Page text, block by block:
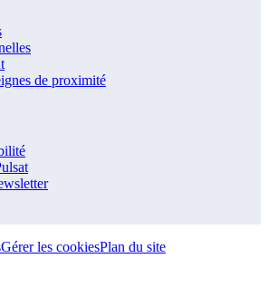
de proximité
Gérer les cookiesPlan du site